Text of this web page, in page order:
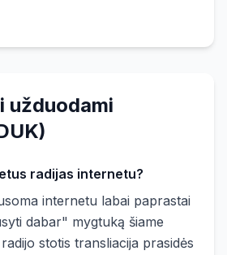
užduodami
radijas internetu?
internetu labai paprastai
dabar" mygtuką šiame
stotis transliacija prasidės